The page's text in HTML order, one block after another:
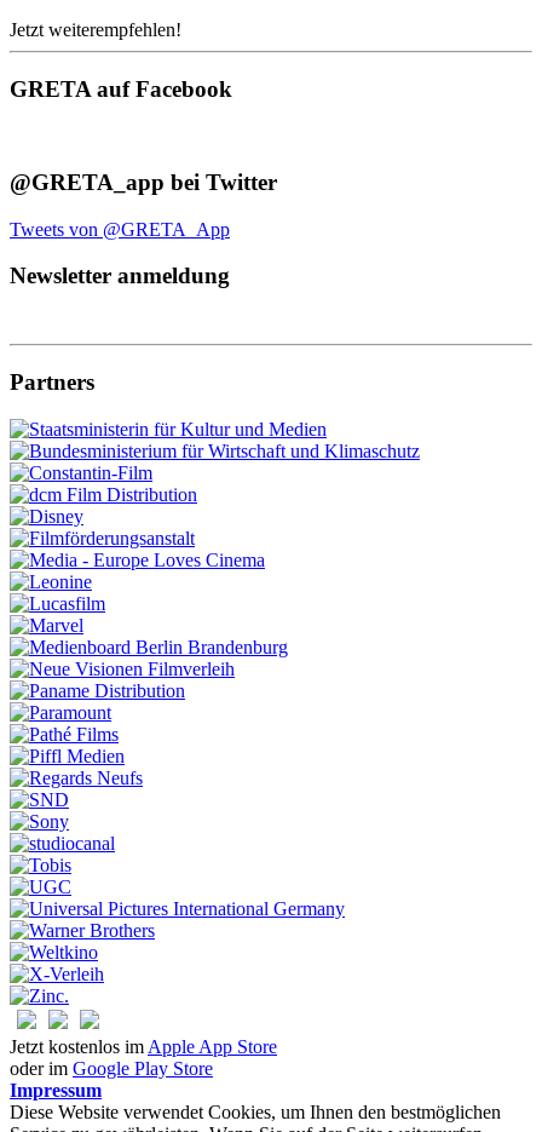
Jetzt weiterempfehlen!
GRETA auf Facebook
@GRETA_app bei Twitter
Tweets von @GRETA_App
Newsletter anmeldung
Partners
Jetzt kostenlos im Apple App Store
oder im Google Play Store
Impressum
Diese Website verwendet Cookies, um Ihnen den bestmöglichen